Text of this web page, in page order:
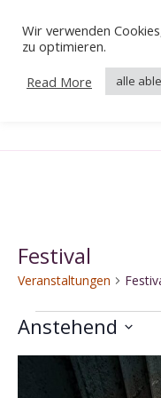
Inhalt
springen
Festival
Veranstaltungen
Veranstaltungen
Anstehend
D
Wir verwenden
zu optimieren.
Read More
alle